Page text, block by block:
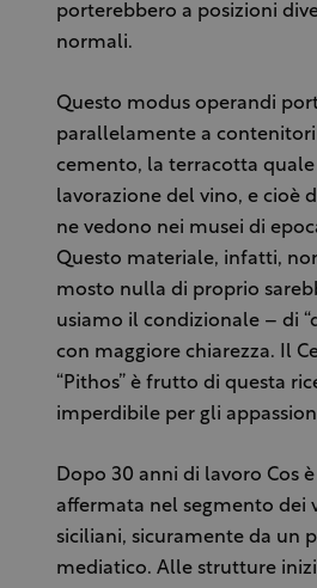
porterebbero a posizioni
normali.
Questo modus operandi
parallelamente a
cemento, la terracotta
lavorazione del vino, e cioè
ne vedono nei musei di
Questo materiale, infatti,
mosto nulla di proprio
usiamo il condizionale – di
con maggiore chiarezza. Il
“Pithos” è frutto di questa
imperdibile per gli
Dopo 30 anni di lavoro Cos
affermata nel segmento dei
siciliani, sicuramente da un
mediatico. Alle strutture